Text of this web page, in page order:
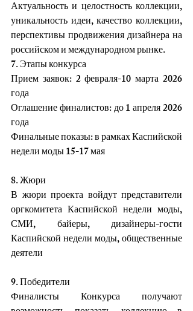
Актуальность и целостность коллекции,
уникальность идеи, качество коллекции,
перспективы продвижения дизайнера на
российском и международном рынке.
7. Этапы конкурса
Прием заявок: 2 февраля-10 марта 2026
года
Оглашение финалистов: до 1 апреля 2026
года
Финальные показы: в рамках Каспийской
недели моды 15-17 мая
8. Жюри
В жюри проекта войдут представители
оргкомитета Каспийской недели моды,
СМИ, байеры, дизайнеры-гости
Каспийской недели моды, общественные
деятели
9. Победители
Финалисты Конкурса получают